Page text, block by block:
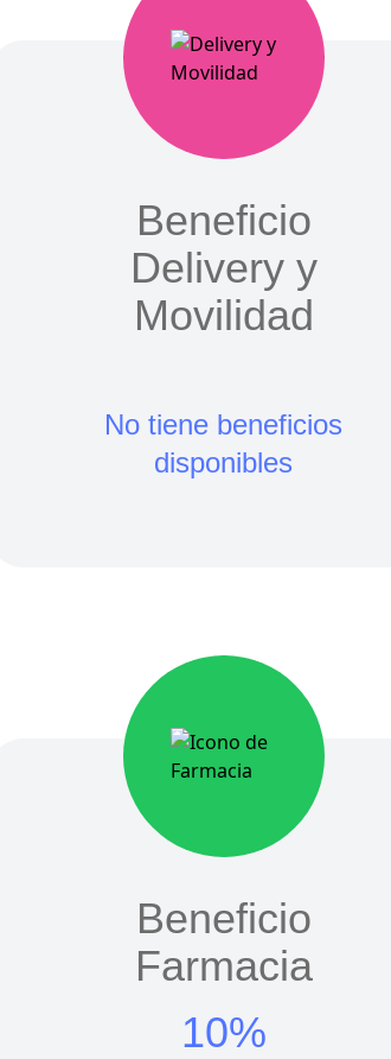
Beneficio
Delivery y
Movilidad
No tiene beneficios
disponibles
Beneficio
Farmacia
10%